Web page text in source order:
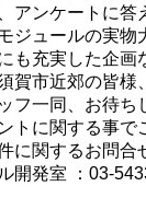
アンケートに答
ジュールの実物
も充実した企画
賀市近郊の皆様
フ一同、お待ち
トに関する事で
に関するお問合
開発室 ：03-